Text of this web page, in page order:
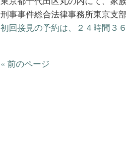
刑事事件総合法律事務所東京支
初回接見の予約は、２４時間３
« 前のページ